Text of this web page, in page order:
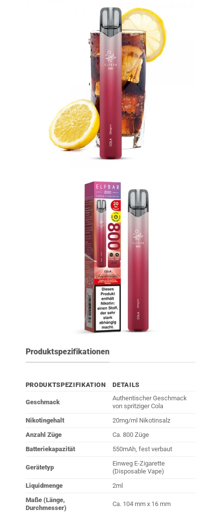
Produktspezifikationen
PRODUKTSPEZIFIKATION DETAILS
Geschmack
Authentischer Geschmack
von spritziger Cola
Nikotingehalt
20mg/ml Nikotinsalz
Anzahl Züge
Ca. 800 Züge
Batteriekapazität
550mAh, fest verbaut
Gerätetyp
Einweg E-Zigarette
(Disposable Vape)
Liquidmenge
2ml
Maße (Länge,
Durchmesser)
Ca. 104 mm x 16 mm